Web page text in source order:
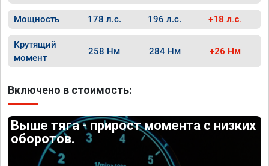
Мощность 178 л.с. 196 л.с. +18 л.с.
Крутящий
момент
258 Нм 284 Нм +26 Нм
Включено в стоимость:
Выше тяга - прирост момента с низких
оборотов.